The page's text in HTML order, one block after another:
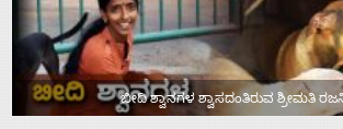
ಬೀದಿ ಶ್ವಾನಗಳ ಶ್ವಾಸದಂತಿರುವ ಶ್ರೀಮತಿ